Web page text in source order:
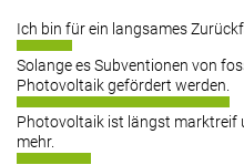
Ich bin für ein langsames
Solange es Subventionen von
Photovoltaik gefördert werden.
Photovoltaik ist längst marktreif
mehr.